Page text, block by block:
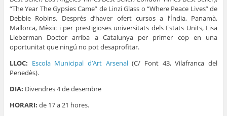
“The Year The Gypsies Came” de Linzi Glass o “Where Peace Lives” de
Debbie Robins. Després d’haver ofert cursos a l’Índia, Panamà,
Mallorca, Mèxic i per prestigioses universitats dels Estats Units, Lisa
Lieberman Doctor arriba a Catalunya per primer cop en una
oportunitat que ningú no pot desaprofitar.
LLOC: Escola Municipal d’Art Arsenal(C/ Font 43, Vilafranca del
Penedès).
DIA: Divendres 4 de desembre
HORARI: de 17 a 21 hores.